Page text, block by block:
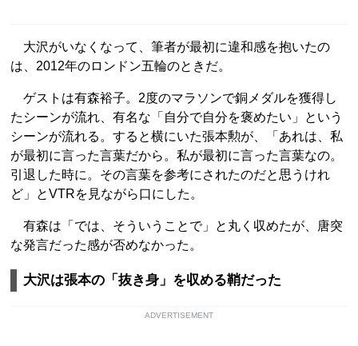
大沢がいなくなって、筆者が最初に違和感を抱いたの
は、2012年のロンドン五輪のときだ。
ゲストは有森裕子。2度のマラソンで銅メダルを獲得し
たシーンが流れ、有名な「自分で自分を褒めたい」という
シーンが流れる。すると横にいた張本勲が、「あれは、私
が最初に言った言葉だから。私が最初に言った言葉なの。
引退した時に。その言葉を参考にされたのだと思うけれ
ど」とVTRを見ながら口にした。
有森は「では、そういうことで」と丸く収めたが、唐突
な発言だった感が否めなかった。
大沢は張本の「抜き身」を収める鞘だった
ADVERTISEMENT